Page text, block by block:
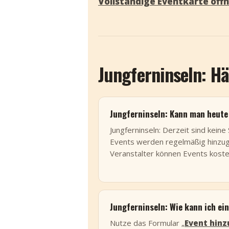
Jungferninseln:
Jungferninseln: Kann man
Jungferninseln: Derzeit sind
Events werden regelmäßig
Veranstalter können Events
Jungferninseln: Wie kann ich
Nutze das Formular „Event